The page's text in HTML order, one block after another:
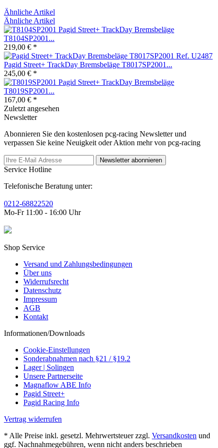
Ähnliche Artikel
Ähnliche Artikel
Pagid Street+ TrackDay Bremsbeläge
T8104SP2001...
219,00 € *
Pagid Street+ TrackDay Bremsbeläge T8017SP2001...
245,00 € *
Pagid Street+ TrackDay Bremsbeläge
T8019SP2001...
167,00 € *
Zuletzt angesehen
Newsletter
Abonnieren Sie den kostenlosen pcg-racing Newsletter und
verpassen Sie keine Neuigkeit oder Aktion mehr von pcg-racing
Newsletter abonnieren
Service Hotline
Telefonische Beratung unter:
0212-68822520
Mo-Fr 11:00 - 16:00 Uhr
Shop Service
Versand und Zahlungsbedingungen
Über uns
Widerrufsrecht
Datenschutz
Impressum
AGB
Kontakt
Informationen/Downloads
Cookie-Einstellungen
Sonderabnahmen nach §21 / §19.2
Lager | Solingen
Unsere Partnerseite
Magnaflow ABE Info
Pagid Street+
Pagid Racing Info
Vertrag widerrufen
* Alle Preise inkl. gesetzl. Mehrwertsteuer zzgl. Versandkosten und
ggf. Nachnahmegebühren, wenn nicht anders beschrieben